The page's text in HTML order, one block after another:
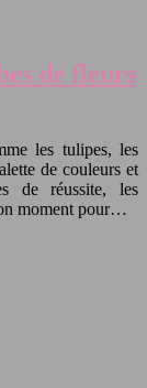
de fleurs
les tulipes, les
de couleurs et
de réussite, les
moment pour…